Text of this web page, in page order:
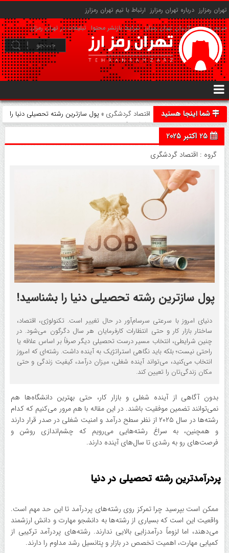
تهران رمزارز درباره تهران رمزارز ارتباط با تیم تهران رمزارز
حریم شخصی کاربران تهران رمزارز شرایط بازنشر محتوا تبلیغات در تهران رمزارز
شما اینجا هستید اقتصاد گردشگری » پول سازترین رشته تحصیلی دنیا را
بشناسید!
25 اکتبر 2025
گروه : اقتصاد گردشگری
پول سازترین رشته تحصیلی دنیا را بشناسید!
دنیای امروز با سرعتی سرسام‌آور در حال تغییر است. تکنولوژی، اقتصاد،
ساختار بازار کار و حتی انتظارات کارفرمایان هر سال دگرگون می‌شود. در
چنین شرایطی، انتخاب مسیر درست تحصیلی دیگر صرفاً بر اساس علاقه یا
راحتی نیست؛ بلکه باید نگاهی استراتژیک به آینده داشت. رشته‌ای که امروز
انتخاب می‌کنید، می‌تواند آینده شغلی، میزان درآمد، کیفیت زندگی و حتی
مکان زندگی‌تان را تعیین کند.
بدون آگاهی از آینده شغلی و بازار کار، حتی بهترین دانشگاه‌ها هم
نمی‌توانند تضمین موفقیت باشند. در این مقاله با هم مرور می‌کنیم که کدام
رشته‌ها در سال ۲۰۲۵ از نظر سطح درآمد و امنیت شغلی در صدر قرار دارند
و همچنین، به سراغ رشته‌هایی می‌رویم که چشم‌اندازی روشن و
فرصت‌های رو به رشدی تا سال‌های آینده دارند.
پردرآمدترین رشته تحصیلی در دنیا
ممکن است بپرسید چرا تمرکز روی رشته‌های پردرآمد تا این حد مهم است.
واقعیت این است که بسیاری از رشته‌ها به دانشجو مهارت و دانش ارزشمند
می‌دهند، اما لزوماً درآمدزایی بالایی ندارند. رشته‌های پردرآمد ترکیبی از
کمیابی مهارت، اهمیت تخصص در بازار و پتانسیل رشد مداوم را دارند.